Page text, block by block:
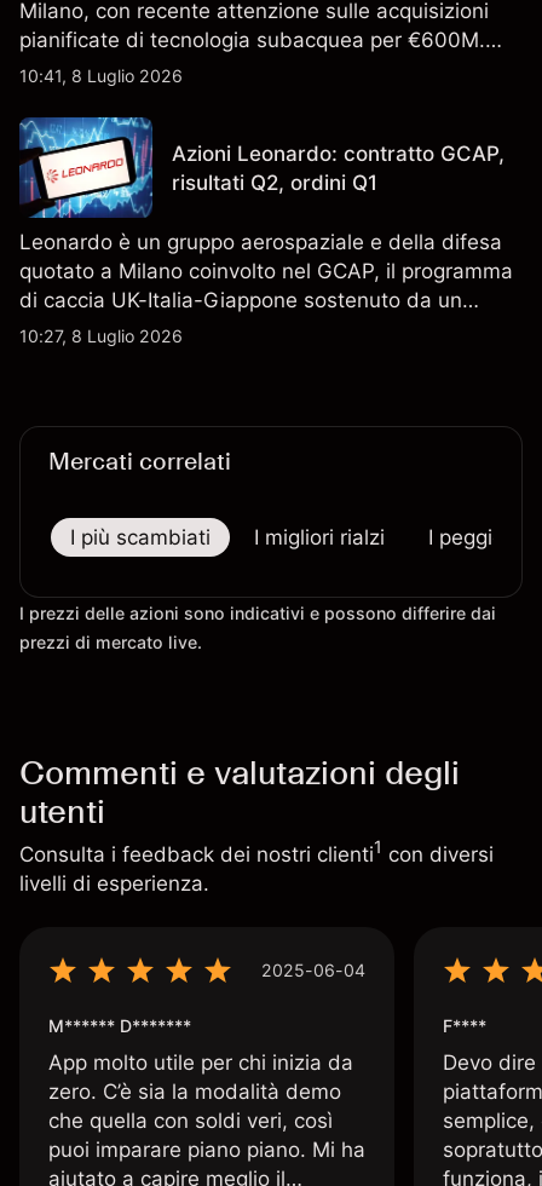
Milano, con recente attenzione sulle acquisizioni
pianificate di tecnologia subacquea per €600M.
Scopri i target di prezzo FCT di terze parti e l'analisi
indicatore affidabile dei risultati futuri.
10:41, 8 Luglio 2026
Azioni Leonardo: contratto GCAP,
risultati Q2, ordini Q1
Leonardo è un gruppo aerospaziale e della difesa
quotato a Milano coinvolto nel GCAP, il programma
di caccia UK-Italia-Giappone sostenuto da un
contratto da 4,6 miliardi di sterline. I risultati
10:27, 8 Luglio 2026
Mercati correlati
I più scambiati I migliori rialzi I peggiori
I prezzi delle azioni sono indicativi e possono differire dai
prezzi di mercato live.
Commenti e valutazioni degli
utenti
Consulta i feedback dei nostri clienti1 con diversi
livelli di esperienza.
2025-06-04
M****** D*******
App molto utile per chi inizia da
zero. C’è sia la modalità demo
che quella con soldi veri, così
puoi imparare piano piano. Mi ha
aiutato a capire meglio il
F****
Devo
funziona,